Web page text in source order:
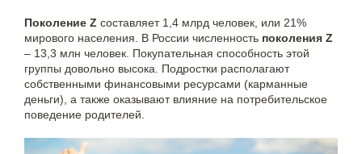
Поколение Z составляет 1,4 млрд человек, или 21%
мирового населения. В России численность поколения Z
– 13,3 млн человек. Покупательная способность этой
группы довольно высока. Подростки располагают
собственными финансовыми ресурсами (карманные
деньги), а также оказывают влияние на потребительское
поведение родителей.